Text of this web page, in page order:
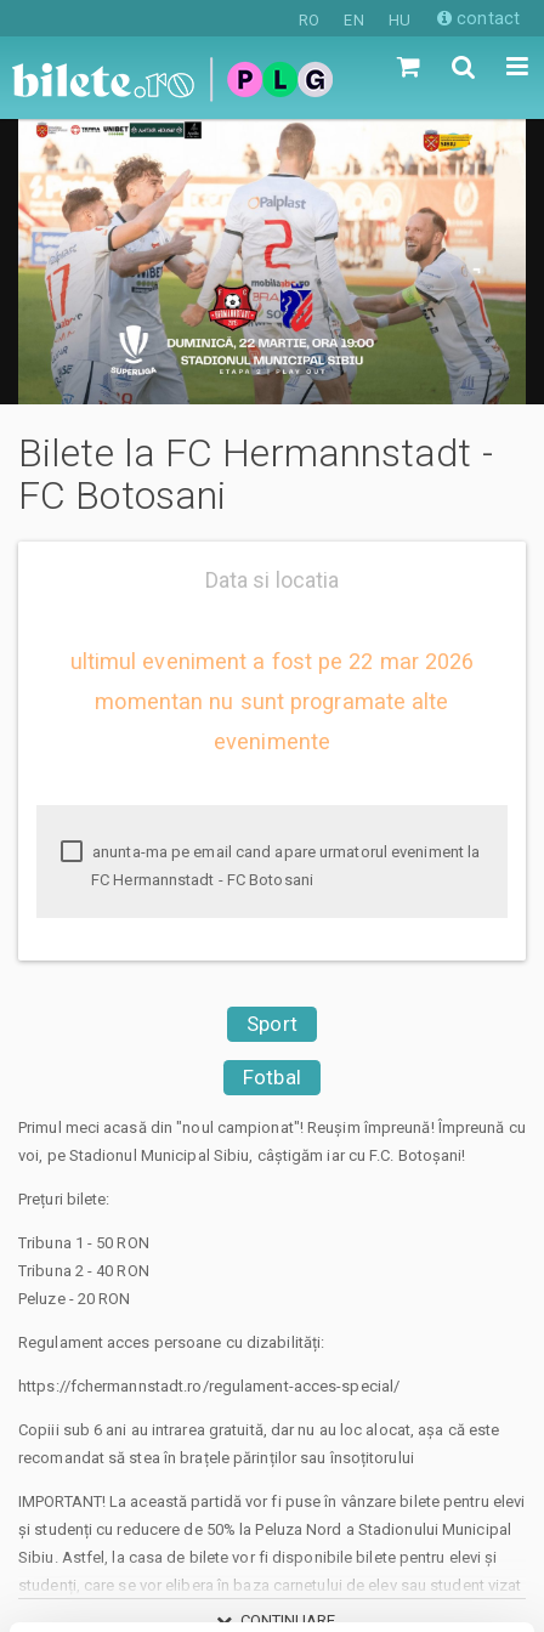
RO EN HU contact
Bilete la FC Hermannstadt -
FC Botosani
Data si locatia
ultimul eveniment a fost pe 22 mar 2026
momentan nu sunt programate alte
evenimente
FC Hermannstadt - FC Botosani
Sport
Fotbal
Primul meci acasă din "noul campionat"! Reușim împreună! Împreună cu
voi, pe Stadionul Municipal Sibiu, câștigăm iar cu F.C. Botoșani!
Prețuri bilete:
Tribuna 1 - 50 RON
Tribuna 2 - 40 RON
Peluze - 20 RON
Regulament acces persoane cu dizabilități:
https://fchermannstadt.ro/regulament-acces-special/
Copiii sub 6 ani au intrarea gratuită, dar nu au loc alocat, așa că este
recomandat să stea în brațele părinților sau însoțitorului
IMPORTANT! La această partidă vor fi puse în vânzare bilete pentru elevi
și studenți cu reducere de 50% la Peluza Nord a Stadionului Municipal
Sibiu. Astfel, la casa de bilete vor fi disponibile bilete pentru elevi și
studenți, care se vor elibera în baza carnetului de elev sau student vizat
pe anul în curs. Adulții care însoțesc minorii pot achiziționa bilete la
CONTINUARE